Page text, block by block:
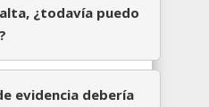
¿todavía puedo
evidencia debería